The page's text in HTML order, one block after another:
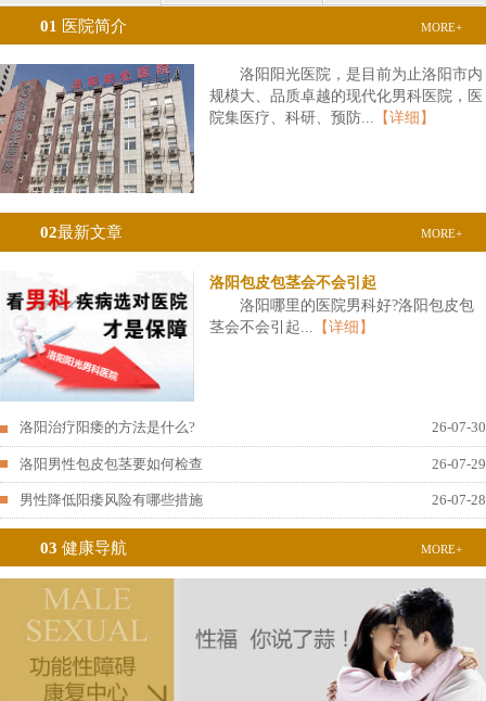
01 医院简介 MORE+
洛阳阳光医院，是目前为止洛阳市内
规模大、品质卓越的现代化男科医院，医
院集医疗、科研、预防...
【详细】
02最新文章 MORE+
洛阳包皮包茎会不会引起
洛阳哪里的医院男科好?洛阳包皮包
茎会不会引起...
【详细】
洛阳治疗阳痿的方法是什么? 26-07-30
洛阳男性包皮包茎要如何检查 26-07-29
男性降低阳痿风险有哪些措施 26-07-28
03 健康导航 MORE+